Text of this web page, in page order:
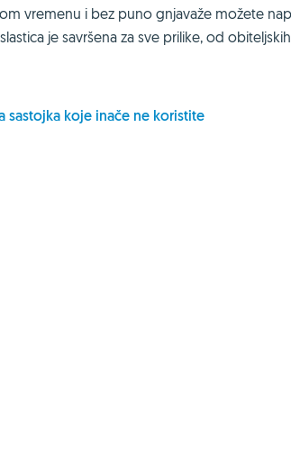
vremenu i bez puno gnjavaže možete
je savršena za sve prilike, od
sastojka koje inače ne koristite